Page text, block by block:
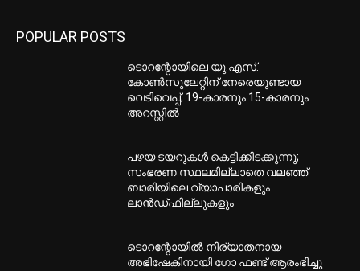
POPULAR POSTS
ടൊറന്റോയിലെ യു.എസ്.
കോൺസുലേറ്റിന് നേരെയുണ്ടായ
വെടിവെപ്പ്; 19-കാരനും 15-കാരനും
അറസ്റ്റിൽ
പഴയ ടയറുകള്‍ കെട്ടിക്കിടക്കുന്നു;
സംഭരണ സ്ഥലമില്ലാതെ വലഞ്ഞ്
ബാരിയിലെ വ്യാപാരികളും
ലാന്‍ഡ്ഫില്ലുകളും
ടൊറന്റോയില്‍ നിര്യാതനായ
അഭിഷേകിനായി ഗോ ഫണ്ട് ആരംഭിച്ചു